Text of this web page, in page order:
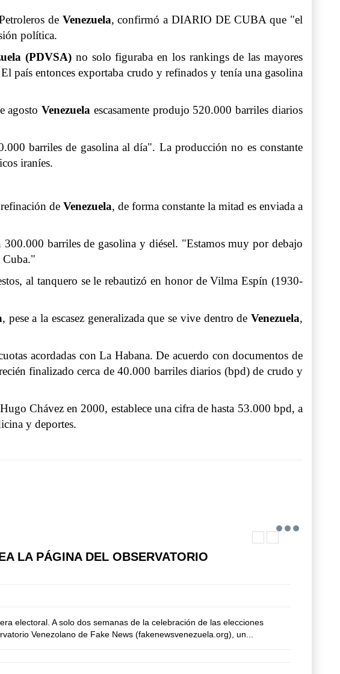
de Venezuela, confirmó a DIARIO DE CUBA que "el
política.
(PDVSA) no solo figuraba en los rankings de las mayores
país entonces exportaba crudo y refinados y tenía una gasolina
agostoVenezuela escasamente produjo 520.000 barriles diarios
barriles de gasolina al día". La producción no es constante
iraníes.
de Venezuela, de forma constante la mitad es enviada a
barriles de gasolina y diésel. "Estamos muy por debajo
Cuba."
al tanquero se le rebautizó en honor de Vilma Espín (1930-
, pese a la escasez generalizada que se vive dentro de Venezuela,
acordadas con La Habana. De acuerdo con documentos de
finalizado cerca de 40.000 barriles diarios (bpd) de crudo y
Chávez en 2000, establece una cifra de hasta 53.000 bpd, a
y deportes.
LA PÁGINA DEL OBSERVATORIO
electoral. A solo dos semanas de la celebración de las elecciones
Venezolano de Fake News (fakenewsvenezuela.org), un...